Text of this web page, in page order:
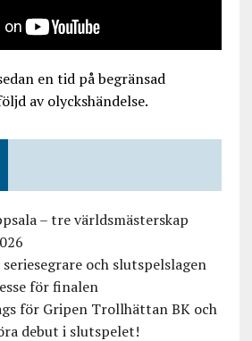
en tid på begränsad
av olyckshändelse.
– tre världsmästerskap
och slutspelslagen
för finalen
för Gripen Trollhättan BK och
debut i slutspelet!